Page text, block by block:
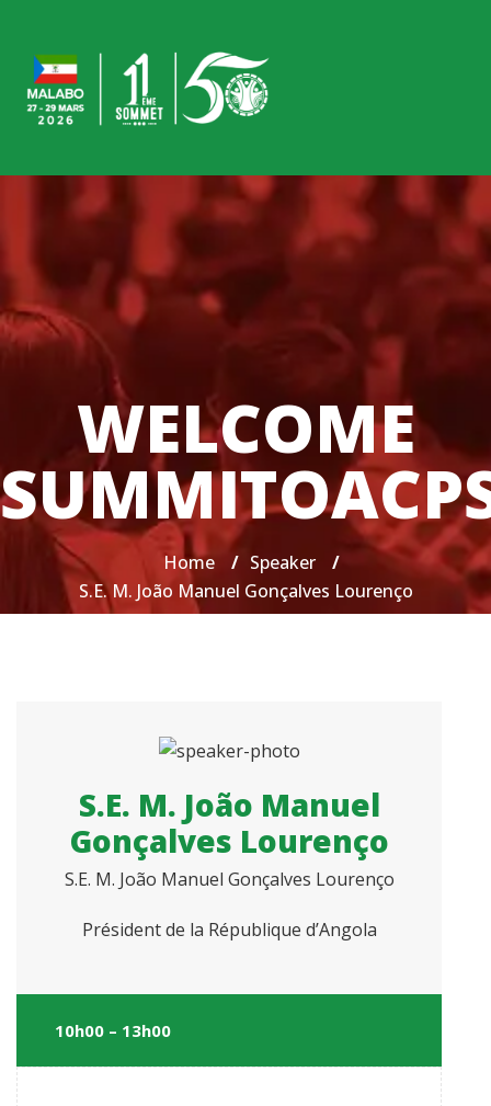
WELCOME
Home / Speaker
/
S.E. M. João Manuel Gonçalves Lourenço
S.E. M. João Manuel
Gonçalves Lourenço
S.E. M. João Manuel Gonçalves Lourenço
Président de la République d’Angola
10h00 – 13h00